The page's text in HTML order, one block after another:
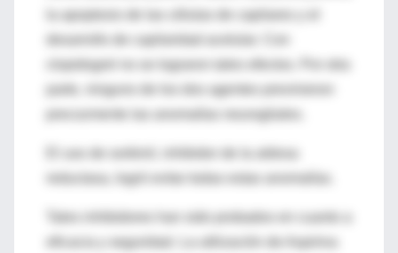
la apoptosis de las células de capilares y el
desarrollo de capilaridad acelular. Con
clopidogrel no se lograron tales efectos. Por otra
parte, ninguno de los dos agentes previnieron
precozmente las anomalías neurogliales.
reductasa, logró evitar todas estas anomalías.
eficacia y seguridad. La utilización de Aspirina